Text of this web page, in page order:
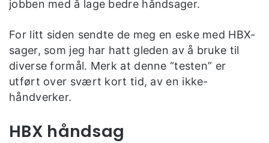
jobben med å lage bedre håndsager.
For litt siden sendte de meg en eske med HBX-
sager, som jeg har hatt gleden av å bruke til
diverse formål. Merk at denne “testen” er
utført over svært kort tid, av en ikke-
håndverker.
HBX håndsag